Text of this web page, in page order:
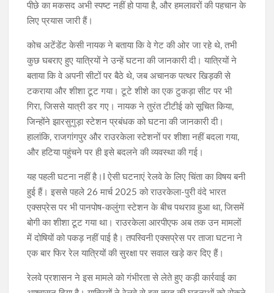
पीछे का मकसद अभी स्पष्ट नहीं हो पाया है, और हमलावरों की पहचान के
लिए प्रयास जारी हैं।
कोच अटेंडेंट केसी नायक ने बताया कि वे गेट की ओर जा रहे थे, तभी
कुछ घबराए हुए यात्रियों ने उन्हें घटना की जानकारी दी। यात्रियों ने
बताया कि वे अपनी सीटों पर बैठे थे, जब अचानक पत्थर खिड़की से
टकराया और शीशा टूट गया। टूटे शीशे का एक टुकड़ा सीट पर भी
गिरा, जिससे यात्री डर गए। नायक ने तुरंत टीटीई को सूचित किया,
जिन्होंने झारसुगुड़ा स्टेशन प्रबंधक को घटना की जानकारी दी।
हालांकि, राजगांगपुर और राउरकेला स्टेशनों पर शीशा नहीं बदला गया,
और हटिया पहुंचने पर ही इसे बदलने की व्यवस्था की गई।
यह पहली घटना नहीं है।I ऐसी घटनाएं रेलवे के लिए चिंता का विषय बनी
हुई हैं। इससे पहले 26 मार्च 2025 को राउरकेला-पुरी वंदे भारत
एक्सप्रेस पर भी पानपोष-कलुंगा स्टेशन के बीच पथराव हुआ था, जिसमें
बोगी का शीशा टूट गया था। राउरकेला आरपीएफ अब तक उन मामलों
में दोषियों को पकड़ नहीं पाई है। तपस्विनी एक्सप्रेस पर ताजा घटना ने
एक बार फिर रेल यात्रियों की सुरक्षा पर सवाल खड़े कर दिए हैं।
रेलवे प्रशासन ने इस मामले को गंभीरता से लेते हुए कड़ी कार्रवाई का